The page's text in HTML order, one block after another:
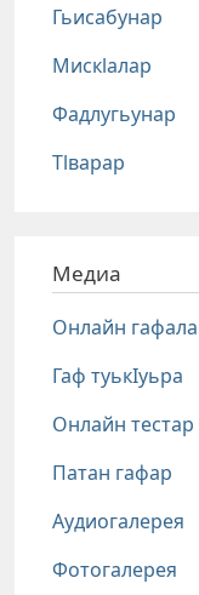
Гьисабунар
Мискlалар
Фадлугьунар
Тlварар
Медиа
Онлайн
Гаф туькIуьра
Онлайн тестар
Патан гафар
Аудиогалерея
Фотогалерея